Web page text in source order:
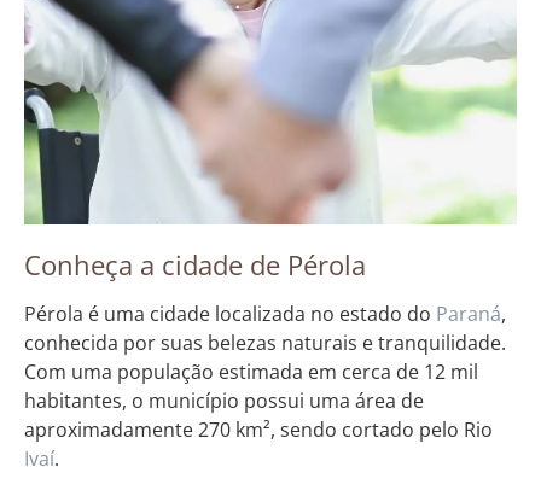
Conheça a cidade de Pérola
Pérola é uma cidade localizada no estado do Paraná,
conhecida por suas belezas naturais e tranquilidade.
Com uma população estimada em cerca de 12 mil
habitantes, o município possui uma área de
aproximadamente 270 km², sendo cortado pelo Rio
Ivaí.